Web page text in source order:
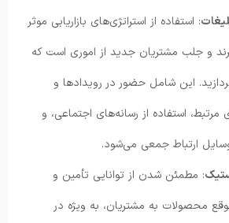
: استفاده از استراتژی‌های بازاریابی موثر
برند و جلب مشتریان جدید از اموری است که
این شامل حضور در رویدادها و
مرتبط، استفاده از رسانه‌های اجتماعی، و
ارتباط جمعی می‌شود.
: مطمئن شدن از توانایی تأمین و
محصولات به مشتریان، به ویژه در